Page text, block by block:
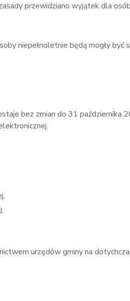
przewidziano wyjątek dla
niepełnoletnie będą mogły być
bez zmian do 31 października
urzędów gminy na